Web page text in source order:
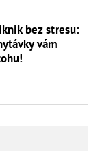
bez stresu:
vám